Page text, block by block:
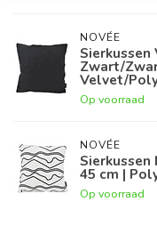
NOVÉE
Zwart/
Velvet/
Op voorraad
NOVÉE
Sierkussen
45 cm |
Op voorraad